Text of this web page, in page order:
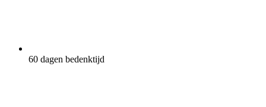
60 dagen bedenktijd